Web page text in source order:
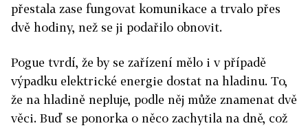
přestala zase fungovat komunikace a trvalo přes
dvě hodiny, než se ji podařilo obnovit.
Pogue tvrdí, že by se zařízení mělo i v případě
výpadku elektrické energie dostat na hladinu. To,
že na hladině nepluje, podle něj může znamenat dvě
věci. Buď se ponorka o něco zachytila na dně, což